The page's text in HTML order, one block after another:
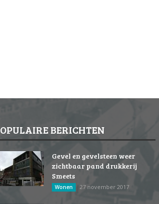
BERICHTEN
Gevel en gevelsteen weer
zichtbaar pand drukkerij
Smeets
Wonen 27 november 2017